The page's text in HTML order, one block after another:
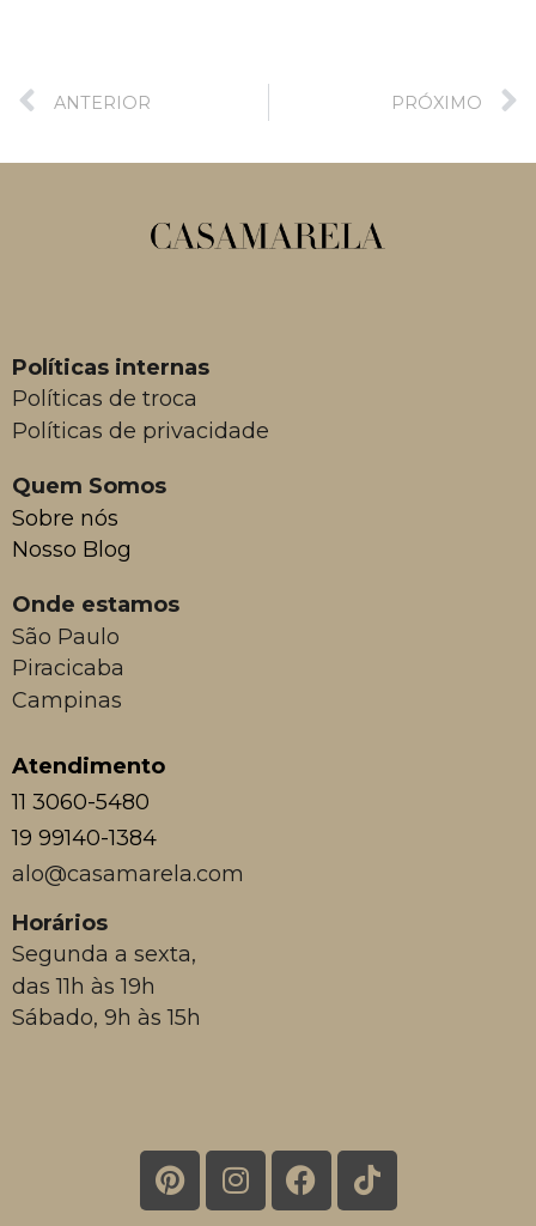
ANTERIOR PRÓXIMO
Políticas internas
Políticas de troca
Políticas de privacidade
Quem Somos
Sobre nós
Nosso Blog
Onde estamos
São Paulo
Piracicaba
Campinas
Atendimento
11 3060-5480
19 99140-1384
alo@casamarela.com
Horários
Segunda a sexta,
das 11h às 19h
Sábado, 9h às 15h